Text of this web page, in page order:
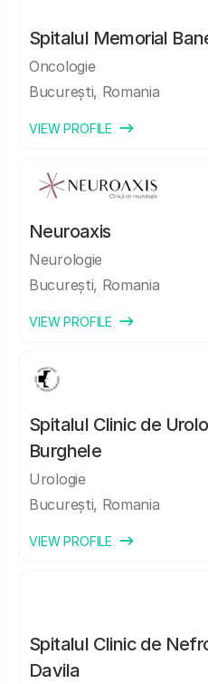
Spitalul Memorial
Oncologie
București, Romania
VIEW PROFILE
Neuroaxis
Neurologie
București, Romania
VIEW PROFILE
Spitalul Clinic de
Burghele
Urologie
București, Romania
VIEW PROFILE
Spitalul Clinic de
Davila